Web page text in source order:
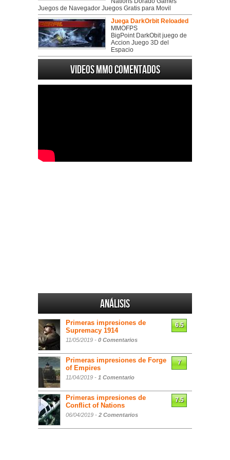
Juegos de Navegador Juegos Gratis para Movil
Juega DarkOrbit Reloaded
MMOFPS
BigPoint DarkObit juego de
Accion Juego 3D del
Espacio
Videos MMO Comentados
Análisis
Primeras impresiones de
Supremacy 1914
11/05/2019 - 0 Comentarios
6.5
Primeras impresiones de Forge
of Empires
11/04/2019 - 1 Comentario
7
Primeras impresiones de
Conflict of Nations
06/04/2019 - 2 Comentarios
7.5